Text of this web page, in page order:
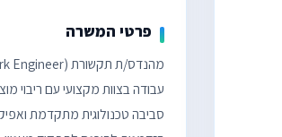
פרטי המשרה